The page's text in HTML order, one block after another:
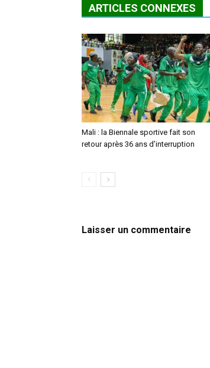
ARTICLES CONNEXES
Mali : la Biennale sportive fait son
retour après 36 ans d’interruption
Laisser un commentaire